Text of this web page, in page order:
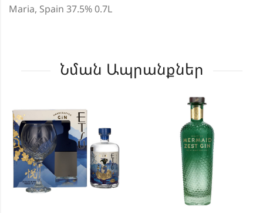
Maria, Spain 37.5% 0.7L
Նման Ապրանքներ